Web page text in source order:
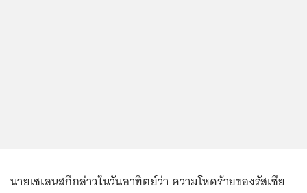
นายเซเลนสกีกล่าวในวันอาทิตย์ว่า ความโหดร้ายของรัสเซีย